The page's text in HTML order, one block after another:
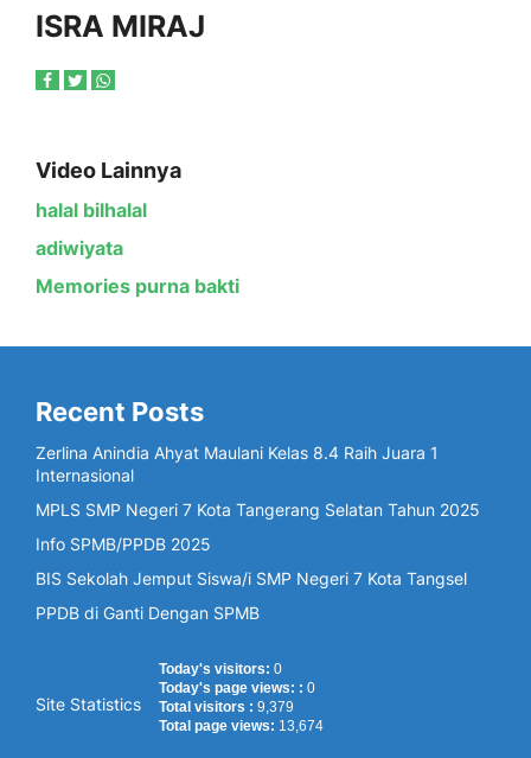
ISRA MIRAJ
Video Lainnya
halal bilhalal
adiwiyata
Memories purna bakti
Recent Posts
Zerlina Anindia Ahyat Maulani Kelas 8.4 Raih Juara 1
Internasional
MPLS SMP Negeri 7 Kota Tangerang Selatan Tahun 2025
Info SPMB/PPDB 2025
BIS Sekolah Jemput Siswa/i SMP Negeri 7 Kota Tangsel
PPDB di Ganti Dengan SPMB
Site Statistics
Today's visitors: 0
Today's page views: : 0
Total visitors : 9,379
Total page views: 13,674